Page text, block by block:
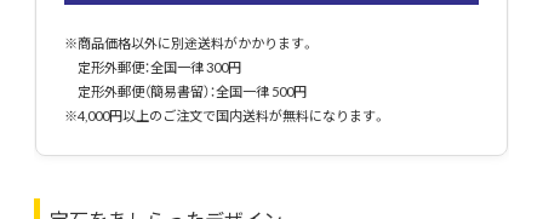
※商品価格以外に別途送料がかかります。
定形外郵便：全国一律 300円
定形外郵便（簡易書留）：全国一律 500円
※4,000円以上のご注文で国内送料が無料になります。